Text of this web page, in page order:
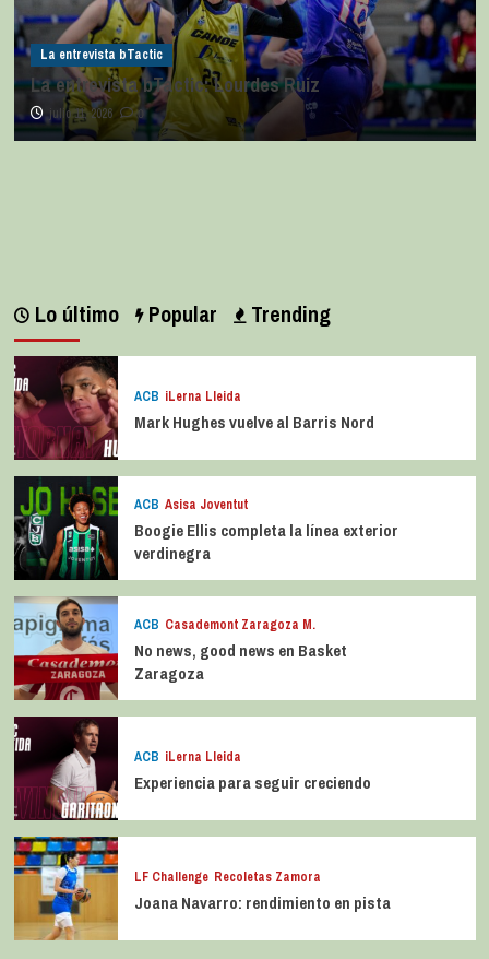
La entrevista bTactic
La entrevista bTactic: Lourdes Ruiz
julio 11, 2026 0
Lo último Popular Trending
ACB iLerna Lleida
Mark Hughes vuelve al Barris Nord
ACB Asisa Joventut
Boogie Ellis completa la línea exterior
verdinegra
ACB Casademont Zaragoza M.
No news, good news en Basket
Zaragoza
ACB iLerna Lleida
Experiencia para seguir creciendo
LF Challenge Recoletas Zamora
Joana Navarro: rendimiento en pista